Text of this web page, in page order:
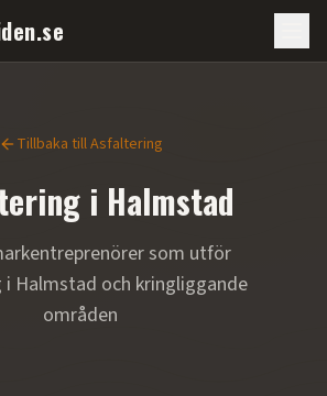
Tillbaka tillAsfaltering
i Halmstad
som utför
i Halmstad och kringliggande
områden